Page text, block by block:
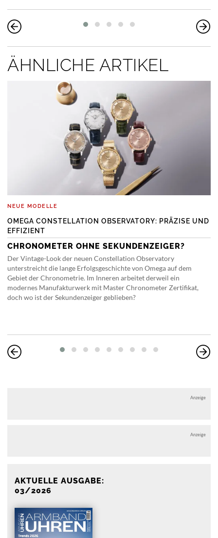
ÄHNLICHE ARTIKEL
NEUE MODELLE
OMEGA CONSTELLATION OBSERVATORY: PRÄZISE UND
EFFIZIENT
CHRONOMETER OHNE SEKUNDENZEIGER?
Der Vintage-Look der neuen Constellation Observatory
unterstreicht die lange Erfolgsgeschichte von Omega auf dem
Gebiet der Chronometrie. Im Inneren arbeitet derweil ein
modernes Manufakturwerk mit Master Chronometer Zertifikat,
doch wo ist der Sekundenzeiger geblieben?
Anzeige
Anzeige
AKTUELLE AUSGABE:
03/2026